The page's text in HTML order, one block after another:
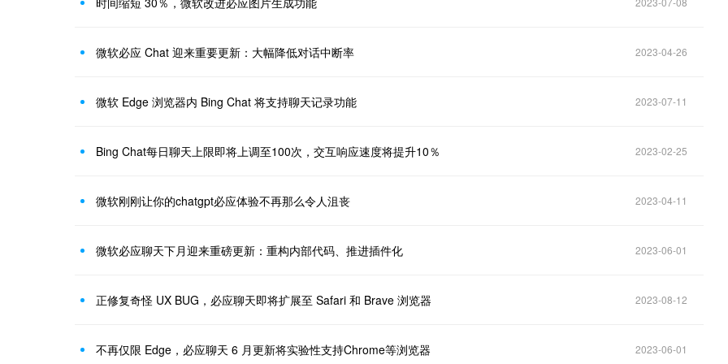
微软必应 Chat 迎来重要更新：大幅降低对话中断率 2023-04-26
微软 Edge 浏览器内 Bing Chat 将支持聊天记录功能 2023-07-11
Bing Chat每日聊天上限即将上调至100次，交互响应速度将提升10％ 2023-02-25
微软刚刚让你的chatgpt必应体验不再那么令人沮丧 2023-04-11
微软必应聊天下月迎来重磅更新：重构内部代码、推进插件化 2023-06-01
正修复奇怪 UX BUG，必应聊天即将扩展至 Safari 和 Brave 浏览器 2023-08-12
不再仅限 Edge，必应聊天 6 月更新将实验性支持Chrome等浏览器 2023-06-01